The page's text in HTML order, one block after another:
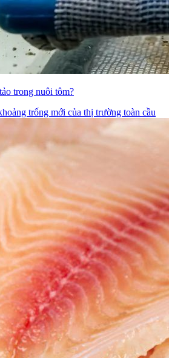
trong nuôi tôm?
trống mới của thị trường toàn cầu